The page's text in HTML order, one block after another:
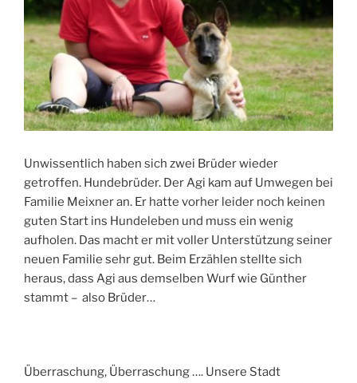
Unwissentlich haben sich zwei Brüder wieder
getroffen. Hundebrüder. Der Agi kam auf Umwegen bei
Familie Meixner an. Er hatte vorher leider noch keinen
guten Start ins Hundeleben und muss ein wenig
aufholen. Das macht er mit voller Unterstützung seiner
neuen Familie sehr gut. Beim Erzählen stellte sich
heraus, dass Agi aus demselben Wurf wie Günther
stammt – also Brüder…
Überraschung, Überraschung …. Unsere Stadt